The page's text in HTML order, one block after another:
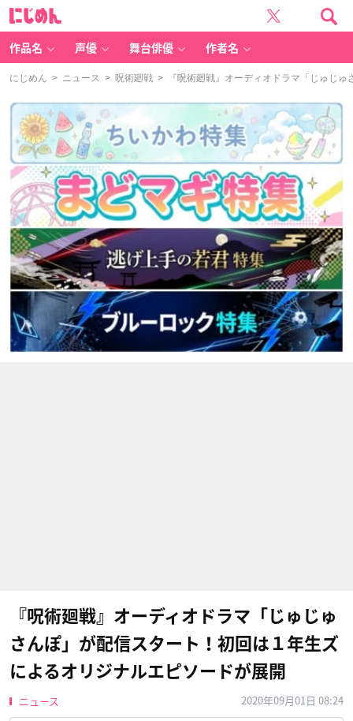
作品名 声優 舞台俳優 作者名
にじめん > ニュース > 呪術廻戦 > 『呪術廻戦』オーディオドラマ「じゅじゅ
『呪術廻戦』オーディオドラマ「じゅじゅ
さんぽ」が配信スタート！初回は１年生ズ
によるオリジナルエピソードが展開
ニュース 2020年09月01日 08:24